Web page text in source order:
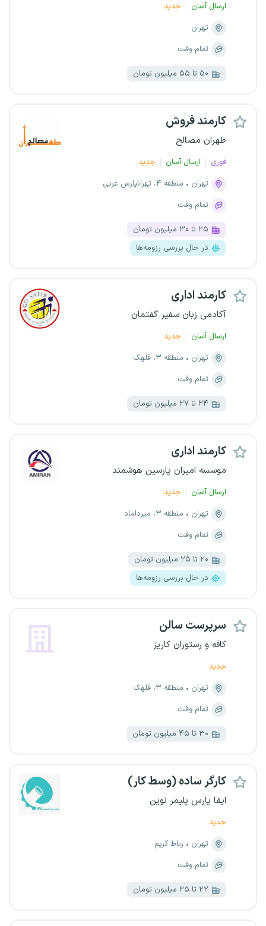
ارسال آسان
جدید
تهران
تمام وقت
۵۰ تا ۵۵ میلیون تومان
کارمند فروش
طهران مصالح
فوری ارسال آسان
جدید
تهران
منطقه ۴، تهرانپارس غربی
تمام وقت
۲۵ تا ۳۰ میلیون تومان
در حال بررسی رزومه‌ها
کارمند اداری
آکادمی زبان سفیر گفتمان
ارسال آسان
جدید
تهران
منطقه ۳، قلهک
تمام وقت
۲۴ تا ۲۷ میلیون تومان
کارمند اداری
موسسه امیران پارسین هوشمند
ارسال آسان
جدید
تهران
منطقه ۳، میرداماد
تمام وقت
۲۰ تا ۲۵ میلیون تومان
در حال بررسی رزومه‌ها
سرپرست سالن
کافه و رستوران کاریز
جدید
تهران
منطقه ۳، قلهک
تمام وقت
۳۰ تا ۴۵ میلیون تومان
کارگر ساده (وسط کار)
ایفا پارس پلیمر نوین
جدید
تهران
رباط کریم
تمام وقت
۲۲ تا ۲۵ میلیون تومان